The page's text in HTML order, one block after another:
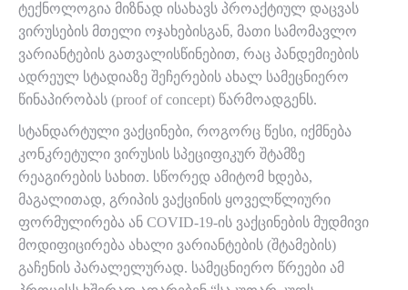
ტექნოლოგია მიზნად ისახავს პროაქტიულ დაცვას
ვირუსების მთელი ოჯახებისგან, მათი სამომავლო
ვარიანტების გათვალისწინებით, რაც პანდემიების
ადრეულ სტადიაზე შეჩერების ახალ სამეცნიერო
წინაპირობას (proof of concept) წარმოადგენს.
სტანდარტული ვაქცინები, როგორც წესი, იქმნება
კონკრეტული ვირუსის სპეციფიკურ შტამზე
რეაგირების სახით. სწორედ ამიტომ ხდება,
მაგალითად, გრიპის ვაქცინის ყოველწლიური
ფორმულირება ან COVID-19-ის ვაქცინების მუდმივი
მოდიფიცირება ახალი ვარიანტების (შტამების)
გაჩენის პარალელურად. სამეცნიერო წრეები ამ